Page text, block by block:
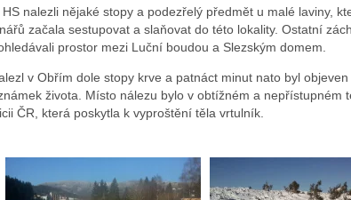
nalezli nějaké stopy a podezřelý předmět u malé laviny,
začala sestupovat a slaňovat do této lokality. Ostatní
prostor mezi Luční boudou a Slezským domem.
v Obřím dole stopy krve a patnáct minut nato byl objeven
života. Místo nálezu bylo v obtížném a nepřístupném
ČR, která poskytla k vyproštění těla vrtulník.